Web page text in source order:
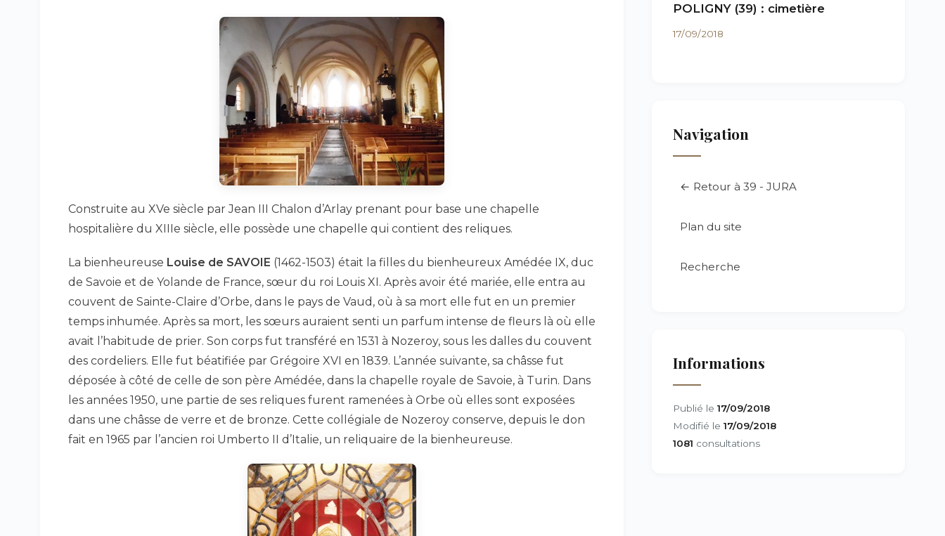
Construite au XVe siècle par Jean III Chalon d’Arlay prenant pour base une chapelle
hospitalière du XIIIe siècle, elle possède une chapelle qui contient des reliques.
La bienheureuse Louise de SAVOIE (1462-1503) était la filles du bienheureux Amédée IX, duc
de Savoie et de Yolande de France, sœur du roi Louis XI. Après avoir été mariée, elle entra au
couvent de Sainte-Claire d’Orbe, dans le pays de Vaud, où à sa mort elle fut en un premier
temps inhumée. Après sa mort, les sœurs auraient senti un parfum intense de fleurs là où elle
avait l’habitude de prier. Son corps fut transféré en 1531 à Nozeroy, sous les dalles du couvent
des cordeliers. Elle fut béatifiée par Grégoire XVI en 1839. L’année suivante, sa châsse fut
déposée à côté de celle de son père Amédée, dans la chapelle royale de Savoie, à Turin. Dans
les années 1950, une partie de ses reliques furent ramenées à Orbe où elles sont exposées
dans une châsse de verre et de bronze. Cette collégiale de Nozeroy conserve, depuis le don
fait en 1965 par l’ancien roi Umberto II d’Italie, un reliquaire de la bienheureuse.
POLIGNY (39) : cimetière
17/09/2018
Navigation
← Retour à 39 - JURA
Plan du site
Recherche
Informations
Publié le 17/09/2018
Modifié le 17/09/2018
1081 consultations